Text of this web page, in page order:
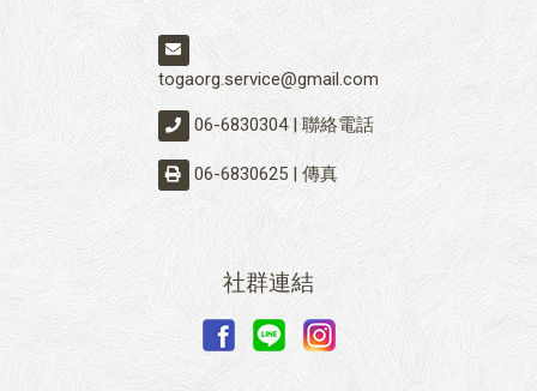
togaorg.service@gmail.com
06-6830304 | 聯絡電話
06-6830625 | 傳真
社群連結